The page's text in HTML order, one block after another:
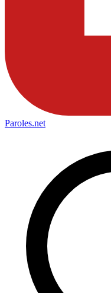
Paroles.net